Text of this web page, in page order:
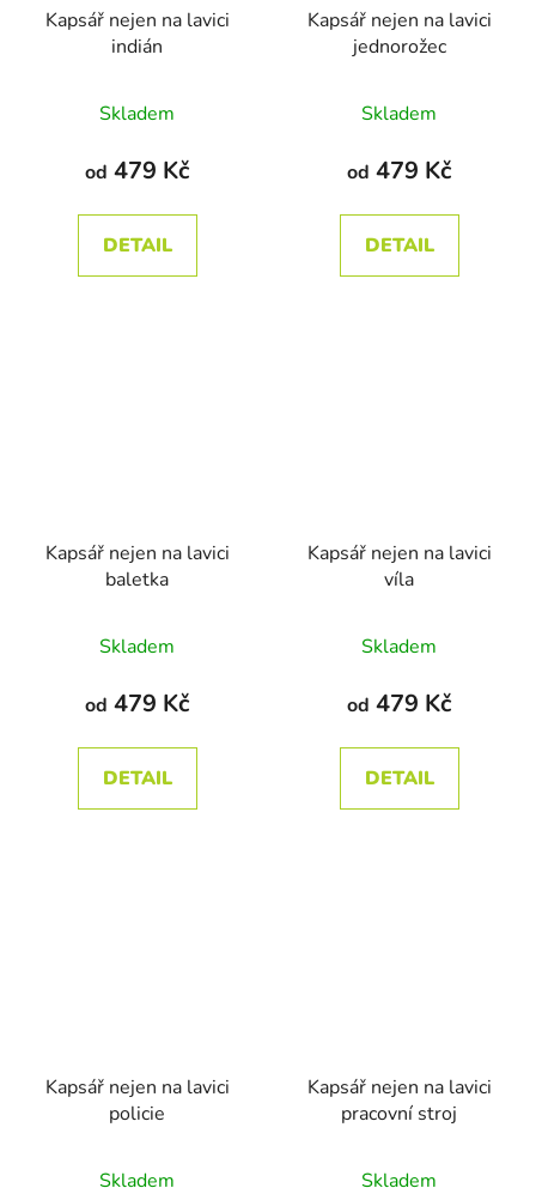
Kapsář nejen na lavici
indián
hodnocení
produktu
5,0
z
Skladem
od 479 Kč
DETAIL
Kapsář nejen na lavici
jednorožec
Skladem
od 479 Kč
DETAIL
Kapsář nejen na lavici
baletka
Skladem
od 479 Kč
DETAIL
Kapsář nejen na lavici
víla
Skladem
od 479 Kč
DETAIL
Kapsář nejen na lavici
policie
Skladem
Kapsář nejen na lavici
pracovní stroj
Skladem